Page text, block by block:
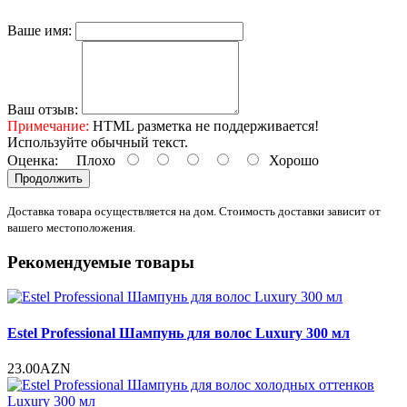
Ваше имя:
Ваш отзыв:
Примечание: HTML разметка не поддерживается!
Используйте обычный текст.
Оценка: Плохо Хорошо
Продолжить
Доставка товара осуществляется на дом. Стоимость доставки зависит от
вашего местоположения.
Рекомендуемые товары
Estel Professional Шампунь для волос Luxury 300 мл
23.00AZN